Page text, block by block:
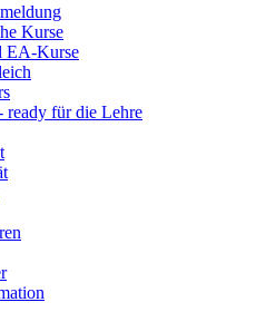
Kurse
EA-Kurse
ready für die Lehre